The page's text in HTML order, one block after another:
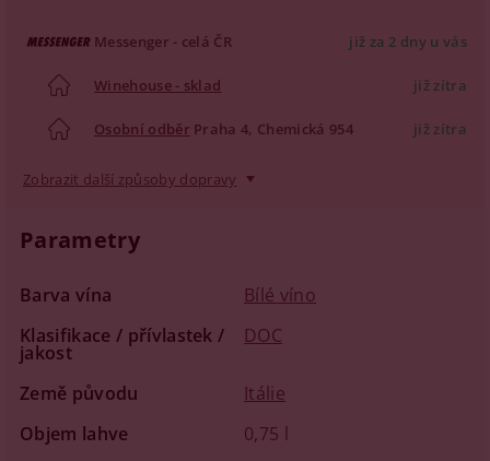
Messenger - celá ČR již za 2 dny u vás
Winehouse - sklad již zítra
Osobní odběr Praha 4, Chemická 954 již zítra
Zobrazit další způsoby dopravy
Parametry
Barva vína
Bílé víno
Klasifikace / přívlastek /
jakost
DOC
Země původu
Itálie
Objem lahve
0,75 l